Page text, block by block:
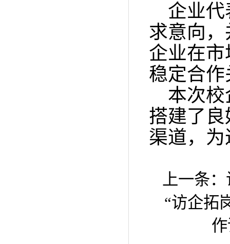
企业
求意向
企业在
稳定合
本次
搭建了
渠道，
上一条：
“访企拓